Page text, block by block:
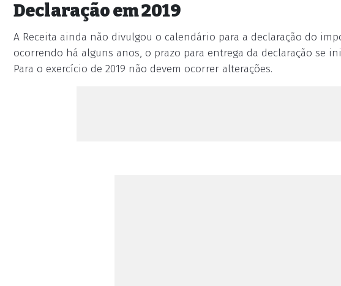
Declaração em 2019
A Receita ainda não divulgou o calendário para a declaração do
ocorrendo há alguns anos, o prazo para entrega da declaração se
Para o exercício de 2019 não devem ocorrer alterações.